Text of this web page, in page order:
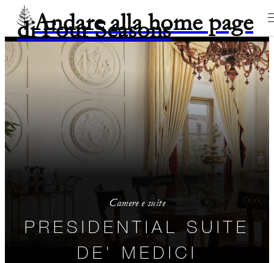
Andare alla home page
di Four Seasons
Camere e suite
PRESIDENTIAL SUITE
DE' MEDICI